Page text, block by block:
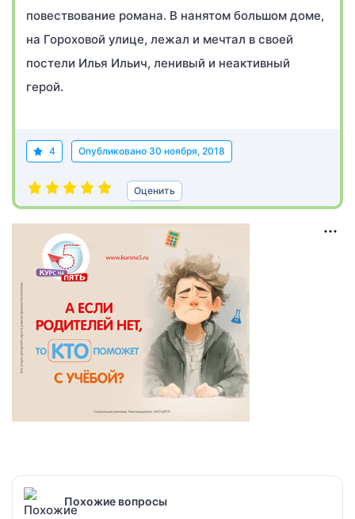
повествование романа. В нанятом большом доме,
на Гороховой улице, лежал и мечтал в своей
постели Илья Ильич, ленивый и неактивный
герой.
4 Опубликовано 30 ноября, 2018
Оценить
Похожие вопросы